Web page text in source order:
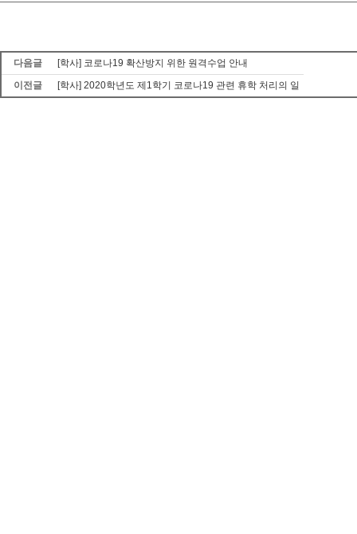
다음글
[학사] 코로나19 확산방지 위한 원격수업 안내
이전글
[학사] 2020학년도 제1학기 코로나19 관련 휴학 처리의 일